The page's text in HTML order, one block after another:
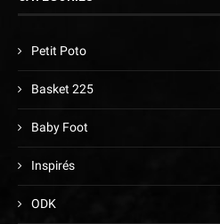
Petit Poto
Basket 225
Baby Foot
Inspirés
ODK